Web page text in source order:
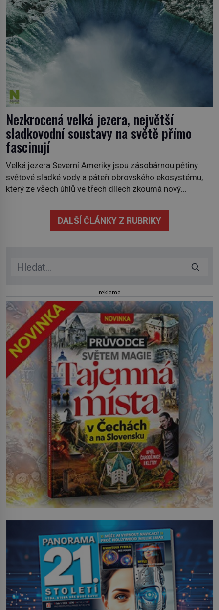
pozoruhodné úkazy, o kterých jste možná doposud
neslyšeli. Hora, […]
Nezkrocená velká jezera, největší
sladkovodní soustavy na světě přímo
fascinují
Velká jezera Severní Ameriky jsou zásobárnou pětiny
světové sladké vody a páteří obrovského ekosystému,
který ze všech úhlů ve třech dílech zkoumá nový
premiéře jej uvidíte na Viasat Nature v pondělí 5.
července. Hořejší jezero, Huronské jezero, Michiganské
DALŠÍ ČLÁNKY Z RUBRIKY
reklama